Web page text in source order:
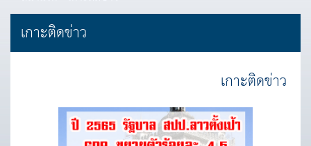
เกาะติดข่าว
เกาะติดข่าว